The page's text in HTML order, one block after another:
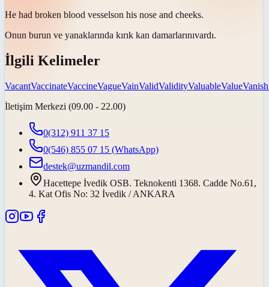
He had broken blood vesselson his nose and cheeks.
Onun burun ve yanaklarında kırık kan damarlarınıvardı.
İlgili Kelimeler
VacantVaccinateVaccineVagueVainValidValidityValuableValueVanish
İletişim Merkezi (09.00 - 22.00)
0(312) 911 37 15
0(546) 855 07 15 (WhatsApp)
destek@uzmandil.com
Hacettepe İvedik OSB. Teknokenti 1368. Cadde No.61,
4. Kat Ofis No: 32 İvedik / ANKARA